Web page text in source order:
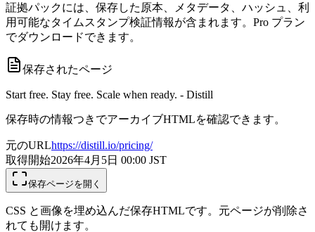
証拠パックには、保存した原本、メタデータ、ハッシュ、利
用可能なタイムスタンプ検証情報が含まれます。Pro プラン
でダウンロードできます。
保存されたページ
Start free. Stay free. Scale when ready. - Distill
保存時の情報つきでアーカイブHTMLを確認できます。
元のURLhttps://distill.io/pricing/
取得開始2026年4月5日 00:00 JST
保存ページを開く
CSS と画像を埋め込んだ保存HTMLです。元ページが削除さ
れても開けます。